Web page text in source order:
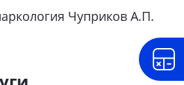
Чуприков А.П.